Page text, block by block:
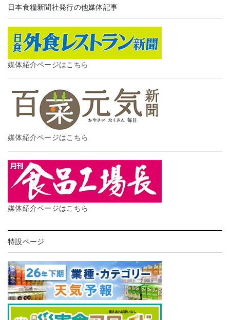
日本食糧新聞社発行の他媒体記事
媒体紹介ページはこちら
媒体紹介ページはこちら
媒体紹介ページはこちら
特設ページ